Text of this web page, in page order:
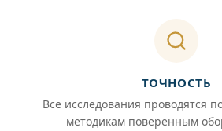
ТОЧНОСТЬ
Все исследования проводятся
методикам поверенным